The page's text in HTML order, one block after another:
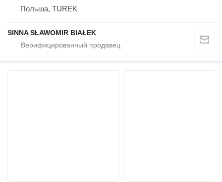
Польша, TUREK
SINNA SŁAWOMIR BIAŁEK